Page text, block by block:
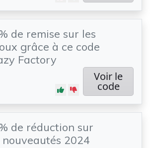
de remise sur les
grâce à ce code
Factory
Voir le
code
de réduction sur
nouveautés 2024